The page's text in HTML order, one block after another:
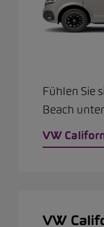
Fühlen Sie
Beach
VW
VW